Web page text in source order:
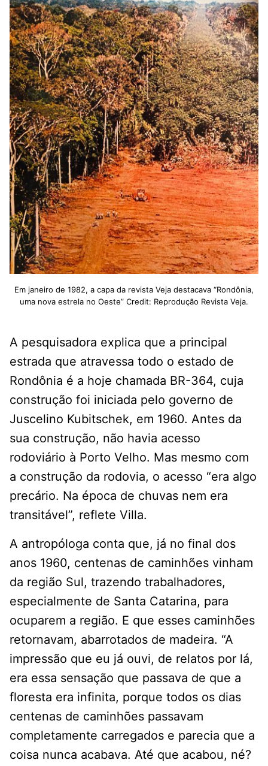
Em janeiro de 1982, a capa da revista Veja destacava “Rondônia,
uma nova estrela no Oeste” Credit: Reprodução Revista Veja.
A pesquisadora explica que a principal
estrada que atravessa todo o estado de
Rondônia é a hoje chamada BR-364, cuja
construção foi iniciada pelo governo de
Juscelino Kubitschek, em 1960. Antes da
sua construção, não havia acesso
rodoviário à Porto Velho. Mas mesmo com
a construção da rodovia, o acesso “era algo
precário. Na época de chuvas nem era
transitável”, reflete Villa.
A antropóloga conta que, já no final dos
anos 1960, centenas de caminhões vinham
da região Sul, trazendo trabalhadores,
especialmente de Santa Catarina, para
ocuparem a região. E que esses caminhões
retornavam, abarrotados de madeira. “A
impressão que eu já ouvi, de relatos por lá,
era essa sensação que passava de que a
floresta era infinita, porque todos os dias
centenas de caminhões passavam
completamente carregados e parecia que a
coisa nunca acabava. Até que acabou, né?